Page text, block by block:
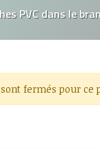
PVC dans le
fermés pour ce